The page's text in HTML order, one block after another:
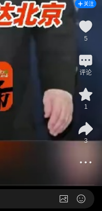
关注
5
评论
1
3